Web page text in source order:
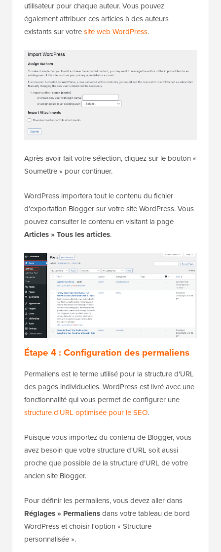
utilisateur pour chaque auteur. Vous pouvez
également attribuer ces articles à des auteurs
existants sur votresite web WordPress.
Après avoir fait votre sélection, cliquez sur le bouton «
Soumettre » pour continuer.
WordPress importera tout le contenu du fichier
d'exportation Blogger sur votre site WordPress. Vous
pouvez consulter le contenu en visitant la page
Articles » Tous les articles.
Étape 4 : Configuration des permaliens
Permaliens est le terme utilisé pour la structure d'URL
des pages individuelles. WordPress est livré avec une
fonctionnalité qui vous permet de configurer une
structure d'URL optimisée pour le SEO.
Puisque vous importez du contenu de Blogger, vous
avez besoin que votre structure d'URL soit aussi
proche que possible de la structure d'URL de votre
ancien site Blogger.
Pour définir les permaliens, vous devez aller dans
Réglages » Permaliensdans votre tableau de bord
WordPress et choisir l'option « Structure
personnalisée ».